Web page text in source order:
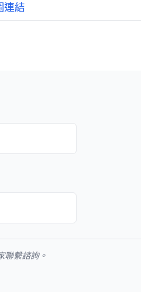
連結
聯繫諮詢。